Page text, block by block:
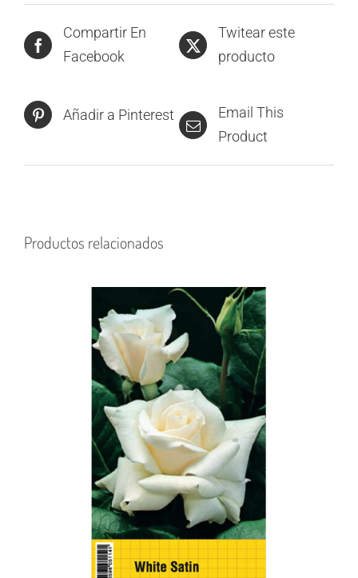
Compartir En
Facebook
Twitear este
producto
Añadir a Pinterest
Email This
Product
Productos relacionados